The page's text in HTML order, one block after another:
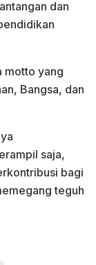
dan
motto yang
Bangsa, dan
saja,
bagi
teguh